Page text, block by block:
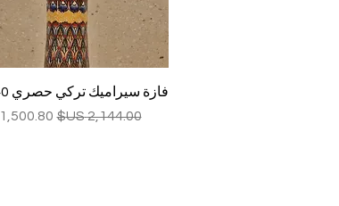
العرض السريع
فازة سيراميك تركي حصري 40 سم
سعر عادي‏2,144.00 US$ سعر البيع